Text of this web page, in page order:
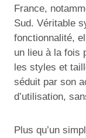
France,
Sud. Véritable
fonctionnalité,
un lieu à la fois
les styles et
séduit par son
d’utilisation,
Plus qu’un